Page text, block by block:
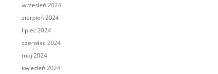
wrzesień 2024
sierpień 2024
lipiec 2024
czerwiec 2024
maj 2024
kwiecień 2024